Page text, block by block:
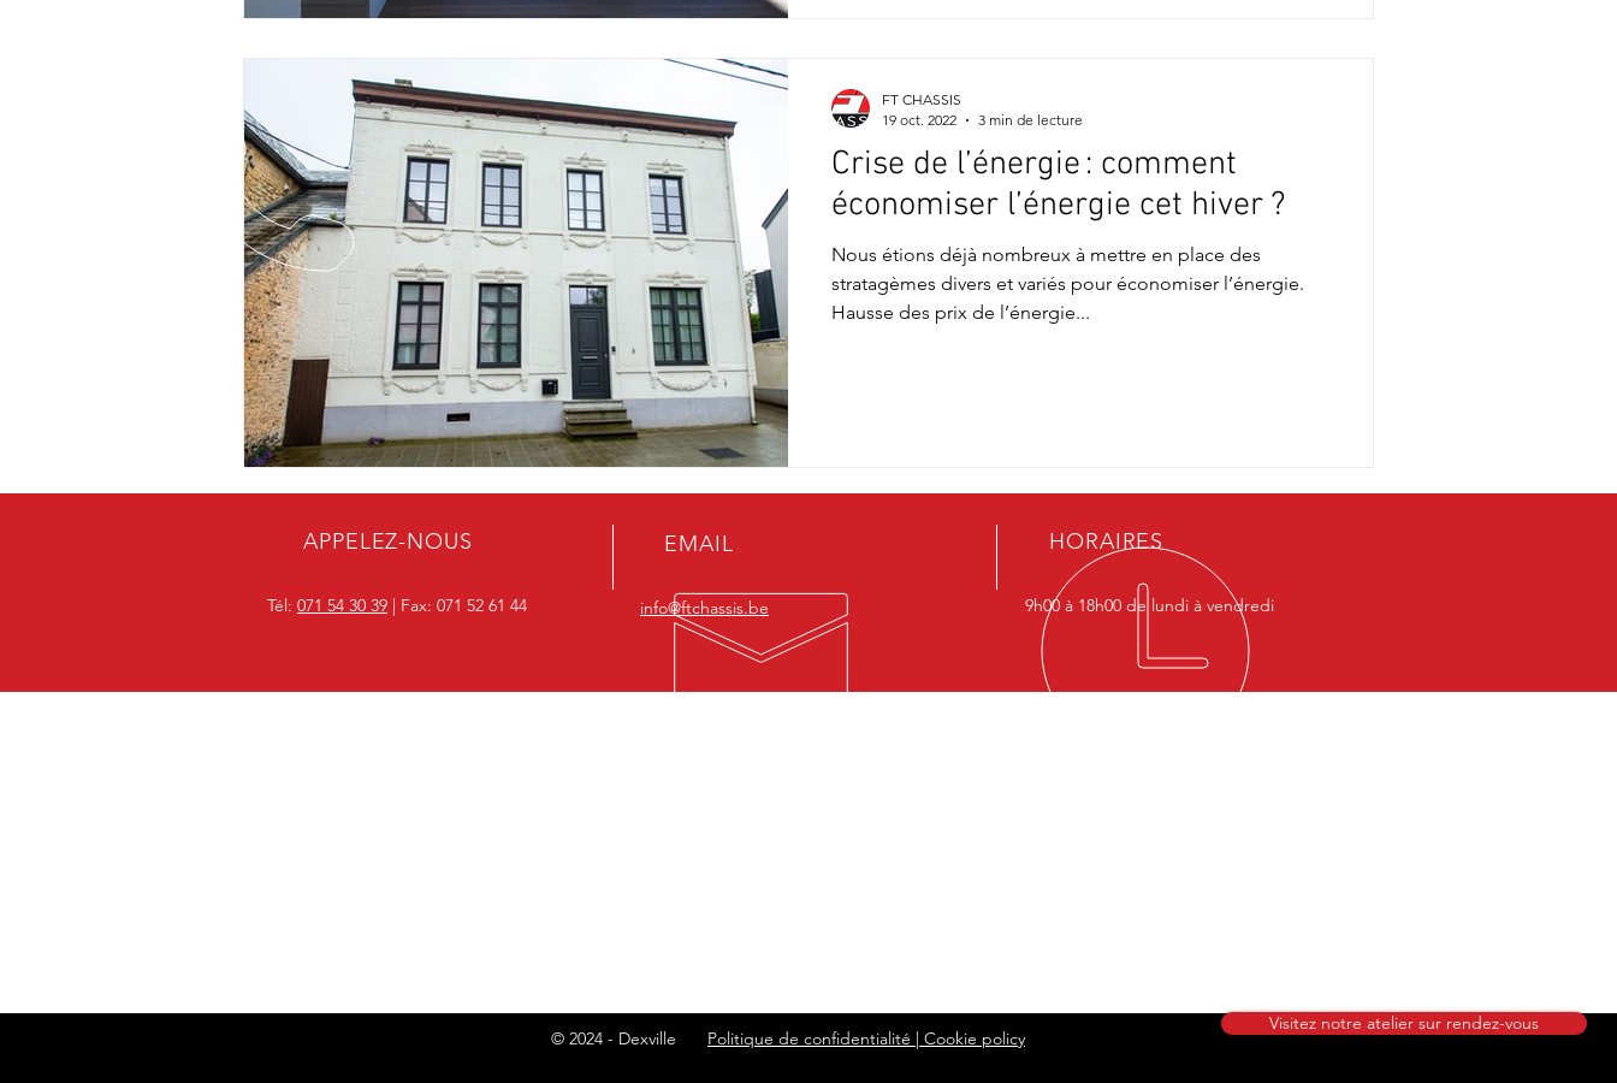
Crise de l’énergie : comment
économiser l’énergie cet hiver ?
Nous étions déjà nombreux à mettre en place des
stratagèmes divers et variés pour économiser l’énergie.
Hausse des prix de l’énergie...
FT CHASSIS
19 oct. 2022
3 min de lecture
Visitez notre atelier sur rendez-vous
APPELEZ-NOUS EMAIL
Tél: 071 54 30 39 | Fax: 071 52 61 44 info@ftchassis.be
HORAIRES
9h00 à 18h00 de lundi à vendredi
© 2024 - Dexville Politique de confidentialité | Cookie policy